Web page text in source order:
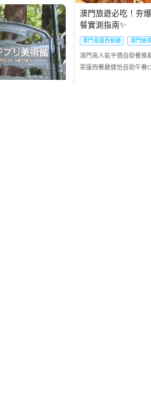
澳門旅遊必吃！夯
餐實測指南✨
澳門翠廬西餐廳 澳門維
澳門高人氣平價自助餐推
翠廬西餐廳健怡自助午餐